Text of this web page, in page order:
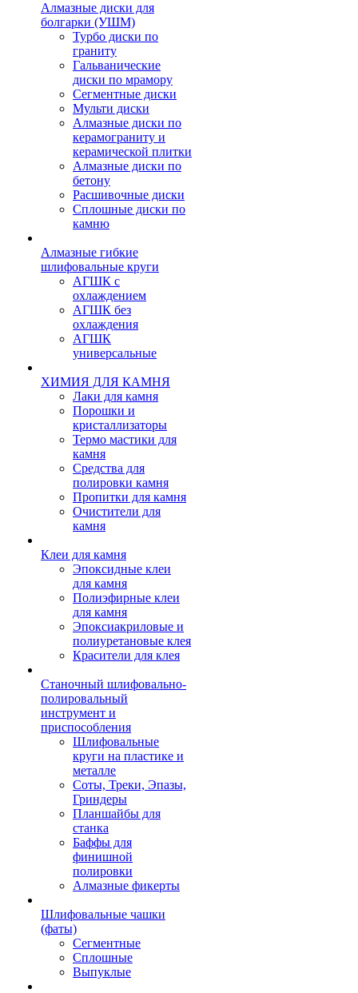
Алмазные диски для
болгарки (УШМ)
Турбо диски по
граниту
Гальванические
диски по мрамору
Сегментные диски
Мульти диски
Алмазные диски по
керамограниту и
керамической плитки
Алмазные диски по
бетону
Расшивочные диски
Сплошные диски по
камню
Алмазные гибкие
шлифовальные круги
АГШК с
охлаждением
АГШК без
охлаждения
АГШК
универсальные
ХИМИЯ ДЛЯ КАМНЯ
Лаки для камня
Порошки и
кристаллизаторы
Термо мастики для
камня
Средства для
полировки камня
Пропитки для камня
Очистители для
камня
Клеи для камня
Эпоксидные клеи
для камня
Полиэфирные клеи
для камня
Эпоксиакриловые и
полиуретановые клея
Красители для клея
Станочный шлифовально-
полировальный
инструмент и
приспособления
Шлифовальные
круги на пластике и
металле
Соты, Треки, Эпазы,
Гриндеры
Планшайбы для
станка
Баффы для
финишной
полировки
Алмазные фикерты
Шлифовальные чашки
(фаты)
Сегментные
Сплошные
Выпуклые